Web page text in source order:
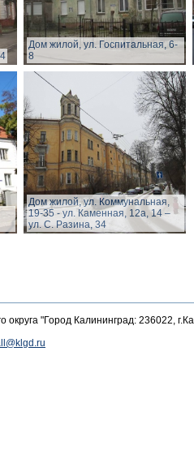
Дом жилой, ул. Госпитальная, 6-
8
Дом жилой, ул. Коммунальная,
19-35 - ул. Каменная, 12а, 14 –
ул. С. Разина, 34
округа "Город Калининград: 236022,